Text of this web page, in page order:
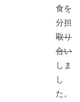
食を
分担
取り
合い
しま
し
た。